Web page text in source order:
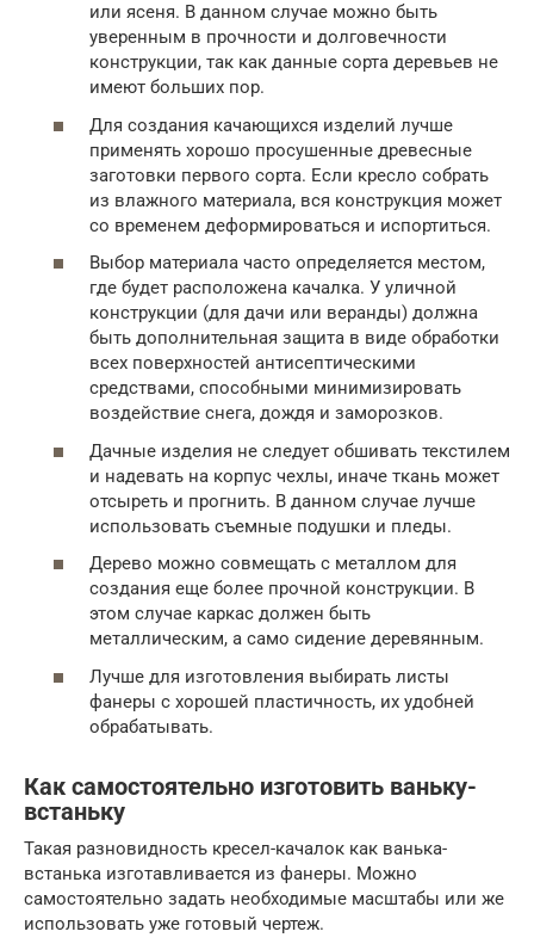
или ясеня. В данном случае можно быть
уверенным в прочности и долговечности
конструкции, так как данные сорта деревьев не
имеют больших пор.
Для создания качающихся изделий лучше
применять хорошо просушенные древесные
заготовки первого сорта. Если кресло собрать
из влажного материала, вся конструкция может
со временем деформироваться и испортиться.
Выбор материала часто определяется местом,
где будет расположена качалка. У уличной
конструкции (для дачи или веранды) должна
быть дополнительная защита в виде обработки
всех поверхностей антисептическими
средствами, способными минимизировать
воздействие снега, дождя и заморозков.
Дачные изделия не следует обшивать текстилем
и надевать на корпус чехлы, иначе ткань может
отсыреть и прогнить. В данном случае лучше
использовать съемные подушки и пледы.
Дерево можно совмещать с металлом для
создания еще более прочной конструкции. В
этом случае каркас должен быть
металлическим, а само сидение деревянным.
Лучше для изготовления выбирать листы
фанеры с хорошей пластичность, их удобней
обрабатывать.
Как самостоятельно изготовить ваньку-
встаньку
Такая разновидность кресел-качалок как ванька-
встанька изготавливается из фанеры. Можно
самостоятельно задать необходимые масштабы или же
использовать уже готовый чертеж.